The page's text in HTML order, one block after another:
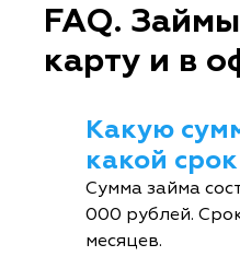
FAQ.
карту и в
Какую
какой
Сумма займа
000 рублей.
месяцев.